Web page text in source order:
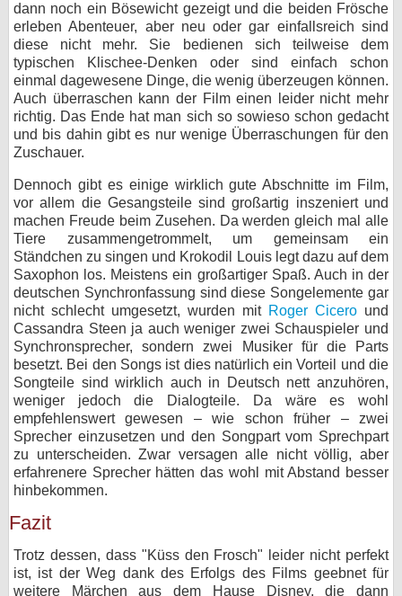
dann noch ein Bösewicht gezeigt und die beiden Frösche
erleben Abenteuer, aber neu oder gar einfallsreich sind
diese nicht mehr. Sie bedienen sich teilweise dem
typischen Klischee-Denken oder sind einfach schon
einmal dagewesene Dinge, die wenig überzeugen können.
Auch überraschen kann der Film einen leider nicht mehr
richtig. Das Ende hat man sich so sowieso schon gedacht
und bis dahin gibt es nur wenige Überraschungen für den
Zuschauer.
Dennoch gibt es einige wirklich gute Abschnitte im Film,
vor allem die Gesangsteile sind großartig inszeniert und
machen Freude beim Zusehen. Da werden gleich mal alle
Tiere zusammengetrommelt, um gemeinsam ein
Ständchen zu singen und Krokodil Louis legt dazu auf dem
Saxophon los. Meistens ein großartiger Spaß. Auch in der
deutschen Synchronfassung sind diese Songelemente gar
nicht schlecht umgesetzt, wurden mit Roger Cicero und
Cassandra Steen ja auch weniger zwei Schauspieler und
Synchronsprecher, sondern zwei Musiker für die Parts
besetzt. Bei den Songs ist dies natürlich ein Vorteil und die
Songteile sind wirklich auch in Deutsch nett anzuhören,
weniger jedoch die Dialogteile. Da wäre es wohl
empfehlenswert gewesen – wie schon früher – zwei
Sprecher einzusetzen und den Songpart vom Sprechpart
zu unterscheiden. Zwar versagen alle nicht völlig, aber
erfahrenere Sprecher hätten das wohl mit Abstand besser
hinbekommen.
Fazit
Trotz dessen, dass "Küss den Frosch" leider nicht perfekt
ist, ist der Weg dank des Erfolgs des Films geebnet für
weitere Märchen aus dem Hause Disney, die dann